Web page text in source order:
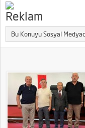
Bu Konuyu Sosyal